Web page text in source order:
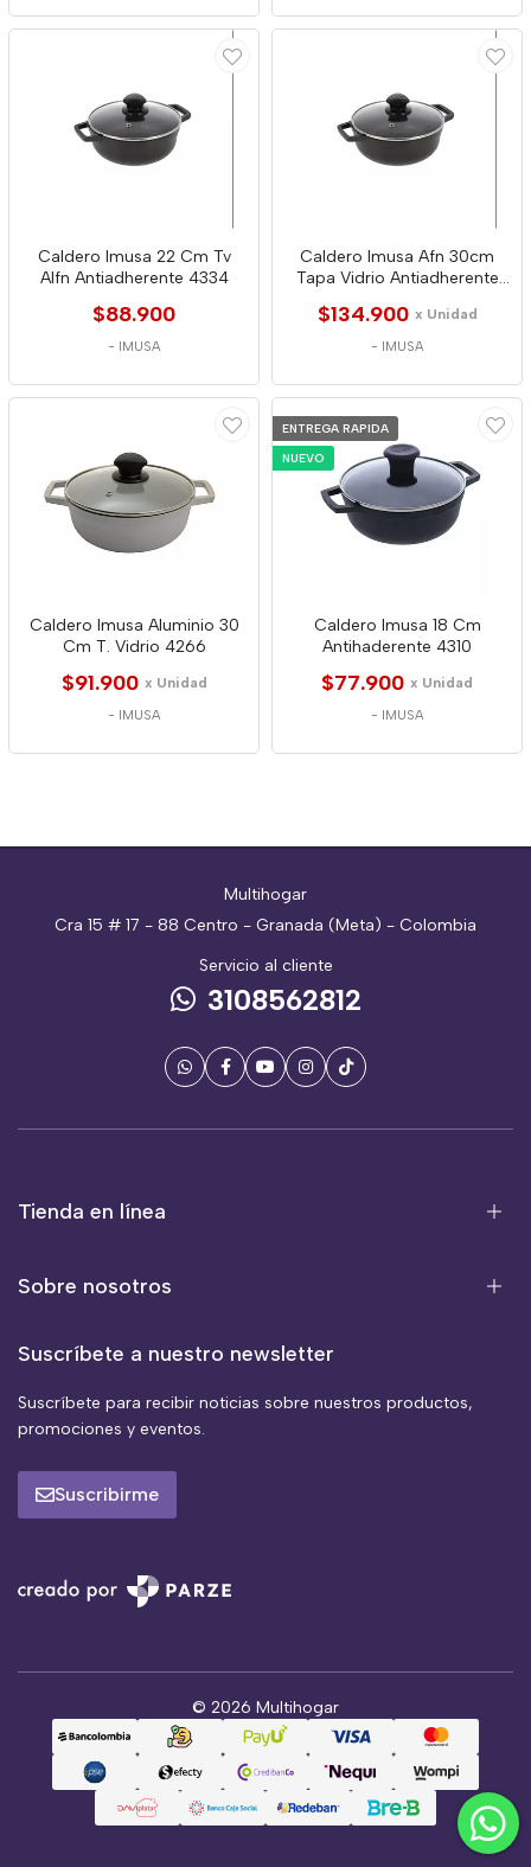
Caldero Imusa 22 Cm Tv
Alfn Antiadherente 4334
$88.900
- IMUSA
Caldero Imusa Afn 30cm
Tapa Vidrio Antiadherente
$134.900 x Unidad
- IMUSA
Caldero Imusa Aluminio 30
Cm T. Vidrio 4266
$91.900 x Unidad
- IMUSA
ENTREGA RAPIDA
NUEVO
Caldero Imusa 18 Cm
Antihaderente 4310
$77.900 x Unidad
- IMUSA
Multihogar
Cra 15 # 17 - 88 Centro - Granada (Meta) - Colombia
Servicio al cliente
3108562812
Tienda en línea
Sobre nosotros
Suscríbete a nuestro newsletter
Suscríbete para recibir noticias sobre nuestros productos,
promociones y eventos.
Suscribirme
© 2026 Multihogar